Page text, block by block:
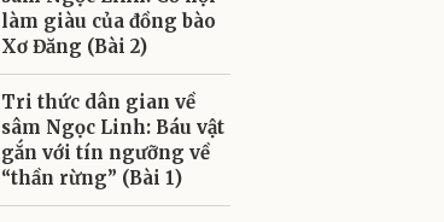
làm giàu của đồng bào
Xơ Đăng (Bài 2)
Tri thức dân gian về
sâm Ngọc Linh: Báu vật
gắn với tín ngưỡng về
“thần rừng” (Bài 1)